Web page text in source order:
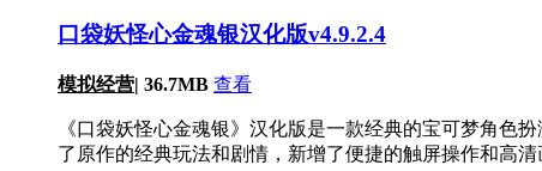
口袋妖怪心金魂银汉化版v4.9.2.4
模拟经营| 36.7MB 查看
《口袋妖怪心金魂银》汉化版是一款经典的宝可梦角色
了原作的经典玩法和剧情，新增了便捷的触屏操作和高